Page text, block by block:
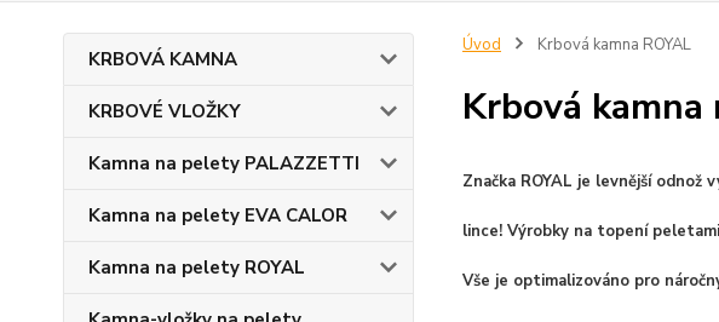
KRBOVÁ KAMNA
KRBOVÉ VLOŽKY
Kamna na pelety PALAZZETTI
Kamna na pelety EVA CALOR
Kamna na pelety ROYAL
Úvod Krbová kamna ROYAL
Krbová
Značka ROYAL je levnější
lince! Výrobky na topení
Vše je optimalizováno pro